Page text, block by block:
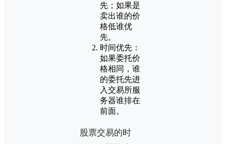
先；如果是
卖出谁的价
格低谁优
先。
时间优先：
如果委托价
格相同，谁
的委托先进
入交易所服
务器谁排在
前面。
股票交易的时